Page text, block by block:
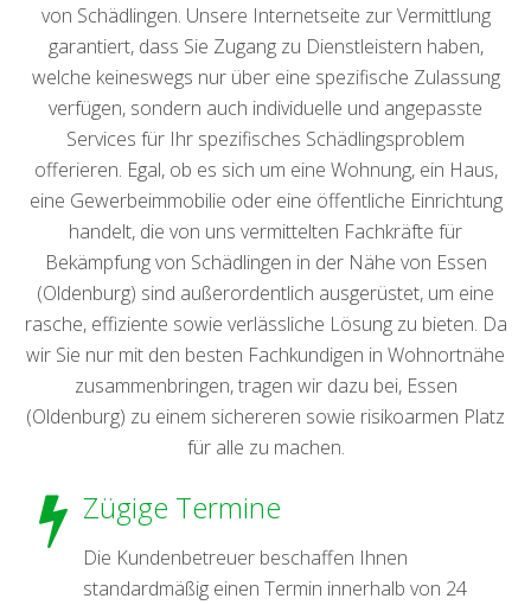
von Schädlingen. Unsere Internetseite zur Vermittlung
garantiert, dass Sie Zugang zu Dienstleistern haben,
welche keineswegs nur über eine spezifische Zulassung
verfügen, sondern auch individuelle und angepasste
Services für Ihr spezifisches Schädlingsproblem
offerieren. Egal, ob es sich um eine Wohnung, ein Haus,
eine Gewerbeimmobilie oder eine öffentliche Einrichtung
handelt, die von uns vermittelten Fachkräfte für
Bekämpfung von Schädlingen in der Nähe von Essen
(Oldenburg) sind außerordentlich ausgerüstet, um eine
rasche, effiziente sowie verlässliche Lösung zu bieten. Da
wir Sie nur mit den besten Fachkundigen in Wohnortnähe
zusammenbringen, tragen wir dazu bei, Essen
(Oldenburg) zu einem sichereren sowie risikoarmen Platz
für alle zu machen.
Zügige Termine
Die Kundenbetreuer beschaffen Ihnen
standardmäßig einen Termin innerhalb von 24